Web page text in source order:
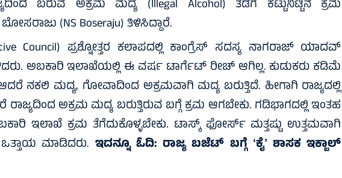
ಬರುವ ಅಕ್ರಮ ಮದ್ಯ (Illegal Alcohol) ತಡೆಗೆ ಕಟ್ಟುನಿಟ್ಟಿನ ಕ್ರಮ
(NS Boseraju) ತಿಳಿಸಿದ್ದಾರೆ.
Council) ಪ್ರಶ್ನೋತ್ತರ ಕಲಾಪದಲ್ಲಿ ಕಾಂಗ್ರೆಸ್ ಸದಸ್ಯ ನಾಗರಾಜ್ ಯಾದವ್
ಅಬಕಾರಿ ಇಲಾಖೆಯಲ್ಲಿ ಈ ವರ್ಷ ಟಾರ್ಗೆಟ್ ರೀಚ್ ಆಗಿಲ್ಲ. ಕುಡುಕರು ಕಡಿಮೆ
ನಕಲಿ ಮದ್ಯ, ಗೋವಾದಿಂದ ಅಕ್ರಮವಾಗಿ ಮದ್ಯ ಬರುತ್ತಿದೆ. ಹೀಗಾಗಿ ರಾಜ್ಯದಲ್ಲಿ
ಅಕ್ರಮ ಮದ್ಯ ಬರುತ್ತಿರುವ ಬಗ್ಗೆ ಕ್ರಮ ಆಗಬೇಕು. ಗಡಿಭಾಗದಲ್ಲಿ ಇಂತಹ
ಇಲಾಖೆ ಕ್ರಮ ತೆಗೆದುಕೊಳ್ಳಬೇಕು. ಟಾಸ್ಕ್ ಫೋರ್ಸ್ ಮತ್ತಷ್ಟು ಉತ್ತಮವಾಗಿ
ಮಾಡಿದರು. ಇದನ್ನೂ ಓದಿ:ರಾಜ್ಯ ಬಜೆಟ್‌ ಬಗ್ಗೆ ʻಕೈʼ ಶಾಸಕ ಇಕ್ಬಾಲ್